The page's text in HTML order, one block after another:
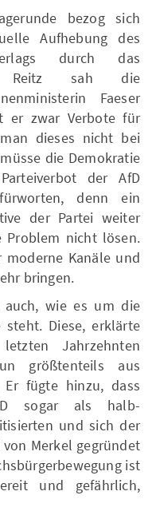
bezog sich
Aufhebung des
durch das
Reitz sah die
Faeser
er zwar Verbote für
dieses nicht bei
die Demokratie
der AfD
denn ein
der Partei weiter
Problem nicht lösen.
moderne Kanäle und
bringen.
auch, wie es um die
steht. Diese, erklärte
Jahrzehnten
größtenteils aus
fügte hinzu, dass
sogar als halb-
und sich der
Merkel gegründet
ist
und gefährlich,